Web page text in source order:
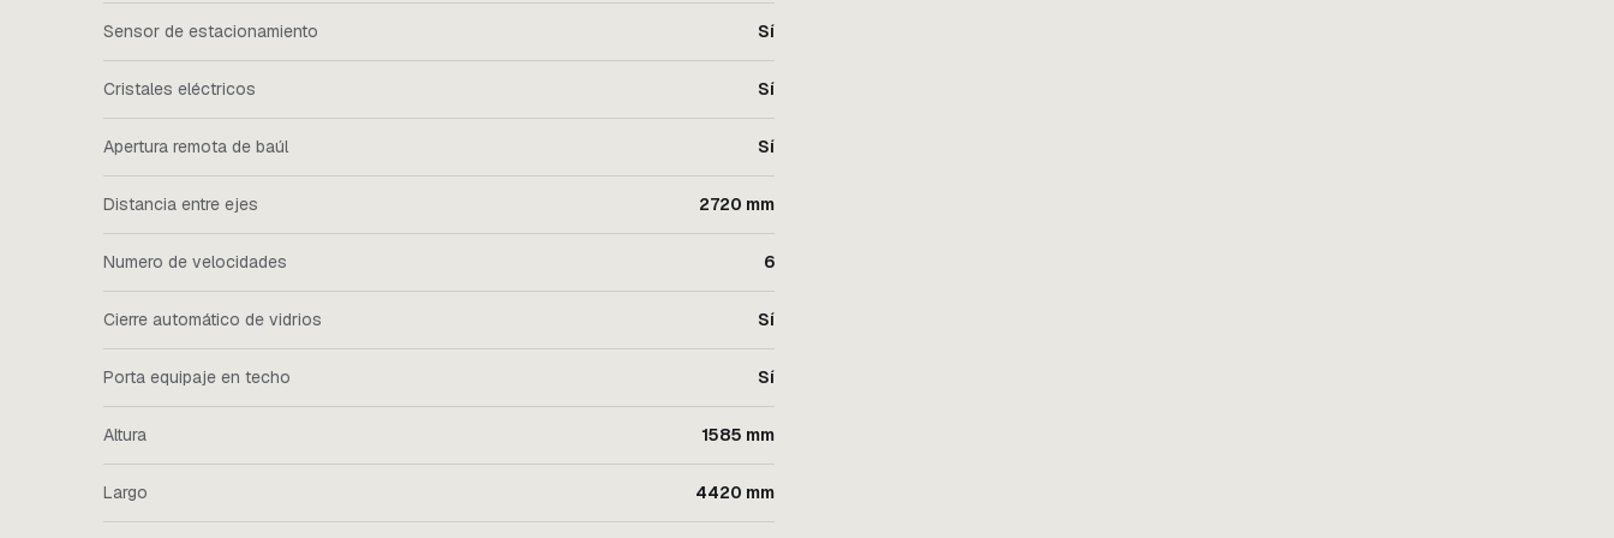
Sensor de estacionamiento Sí
Cristales eléctricos Sí
Apertura remota de baúl Sí
Distancia entre ejes 2720 mm
Numero de velocidades 6
Cierre automático de vidrios Sí
Porta equipaje en techo Sí
Altura 1585 mm
Largo 4420 mm